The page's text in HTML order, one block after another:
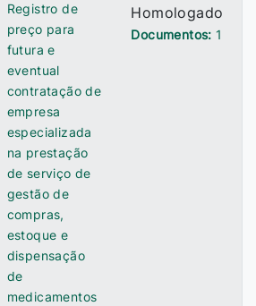
Registro de
preço para
futura e
eventual
contratação de
empresa
especializada
na prestação
de serviço de
gestão de
compras,
estoque e
dispensação
de
medicamentos
Homologado
Documentos: 1